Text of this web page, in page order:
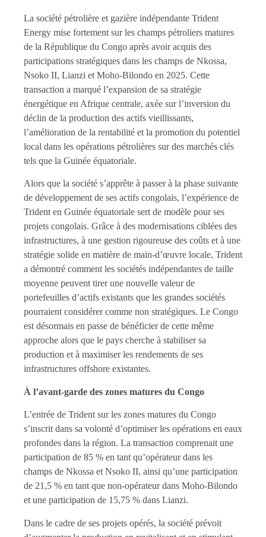
La société pétrolière et gazière indépendante Trident
Energy mise fortement sur les champs pétroliers matures
de la République du Congo après avoir acquis des
participations stratégiques dans les champs de Nkossa,
Nsoko II, Lianzi et Moho-Bilondo en 2025. Cette
transaction a marqué l’expansion de sa stratégie
énergétique en Afrique centrale, axée sur l’inversion du
déclin de la production des actifs vieillissants,
l’amélioration de la rentabilité et la promotion du potentiel
local dans les opérations pétrolières sur des marchés clés
tels que la Guinée équatoriale.
Alors que la société s’apprête à passer à la phase suivante
de développement de ses actifs congolais, l’expérience de
Trident en Guinée équatoriale sert de modèle pour ses
projets congolais. Grâce à des modernisations ciblées des
infrastructures, à une gestion rigoureuse des coûts et à une
stratégie solide en matière de main-d’œuvre locale, Trident
a démontré comment les sociétés indépendantes de taille
moyenne peuvent tirer une nouvelle valeur de
portefeuilles d’actifs existants que les grandes sociétés
pourraient considérer comme non stratégiques. Le Congo
est désormais en passe de bénéficier de cette même
approche alors que le pays cherche à stabiliser sa
production et à maximiser les rendements de ses
infrastructures offshore existantes.
À l’avant-garde des zones matures du Congo
L’entrée de Trident sur les zones matures du Congo
s’inscrit dans sa volonté d’optimiser les opérations en eaux
profondes dans la région. La transaction comprenait une
participation de 85 % en tant qu’opérateur dans les
champs de Nkossa et Nsoko II, ainsi qu’une participation
de 21,5 % en tant que non-opérateur dans Moho-Bilondo
et une participation de 15,75 % dans Lianzi.
Dans le cadre de ses projets opérés, la société prévoit